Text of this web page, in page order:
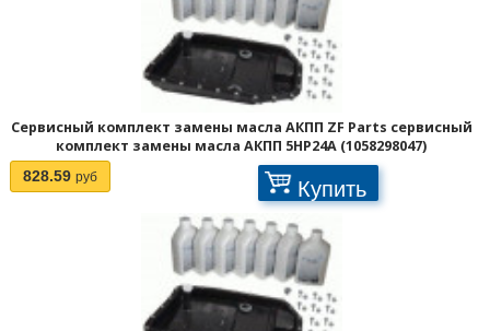
Сервисный комплект замены масла АКПП ZF Parts сервисный
комплект замены масла АКПП 5HP24A (1058298047)
828.59 руб Купить